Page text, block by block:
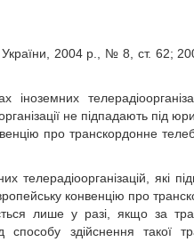
України, 2004 р., № 8, ст. 62;
не підпадають під
про транскордонне
телерадіоорганізацій, які
конвенцію про
лише у разі, якщо за
здійснення такої